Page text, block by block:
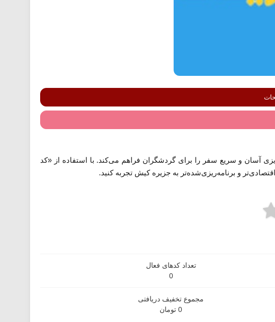
آسان و سریع سفر را برای گردشگران فراهم می‌کند. با استفاده از «کد
و برنامه‌ریزی‌شده‌تر به جزیره کیش تجربه کنید.
تعداد کدهای فعال
0
مجموع تخفیف دریافتی
0 تومان